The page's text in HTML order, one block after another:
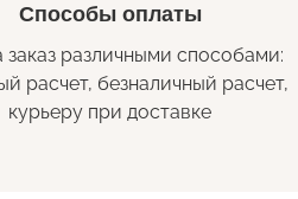
Способы оплаты
заказ различными способами:
расчет, безналичный расчет,
курьеру при доставке